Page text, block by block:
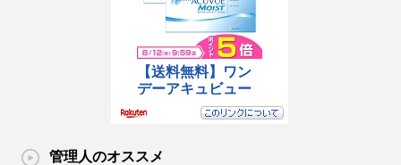
管理人のオススメ